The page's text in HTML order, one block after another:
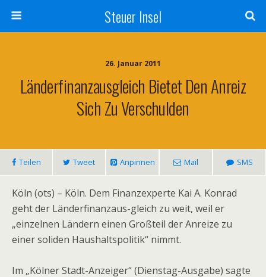
Steuer Insel
26. Januar 2011
Länderfinanzausgleich Bietet Den Anreiz
Sich Zu Verschulden
Teilen Tweet Anpinnen Mail SMS
Köln (ots) – Köln. Dem Finanzexperte Kai A. Konrad
geht der Länderfinanzaus-gleich zu weit, weil er
„einzelnen Ländern einen Großteil der Anreize zu
einer soliden Haushaltspolitik“ nimmt.
Im „Kölner Stadt-Anzeiger“ (Dienstag-Ausgabe) sagte